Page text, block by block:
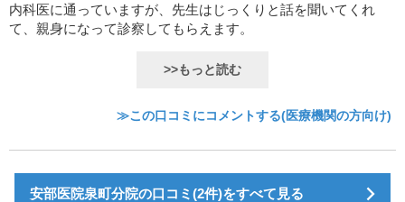
内科医に通っていますが、先生はじっくりと話を聞いてくれ
て、親身になって診察してもらえます。
>>もっと読む
≫この口コミにコメントする(医療機関の方向け)
安部医院泉町分院の口コミ(2件)をすべて見る